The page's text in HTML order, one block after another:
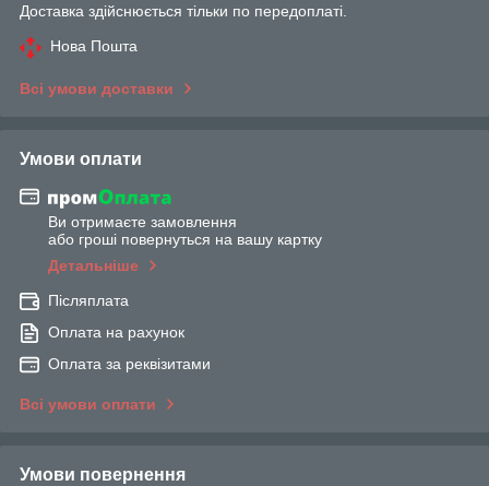
Доставка здійснюється тільки по передоплаті.
Нова Пошта
Всі умови доставки
Умови оплати
Ви отримаєте замовлення
або гроші повернуться на вашу картку
Детальніше
Післяплата
Оплата на рахунок
Оплата за реквізитами
Всі умови оплати
Умови повернення